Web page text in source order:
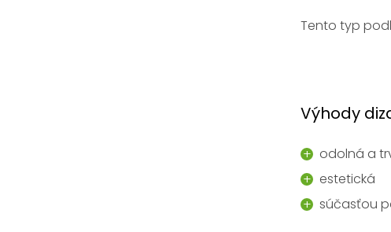
Tento typ
Výhody
odolná a
estetická
súčasťou